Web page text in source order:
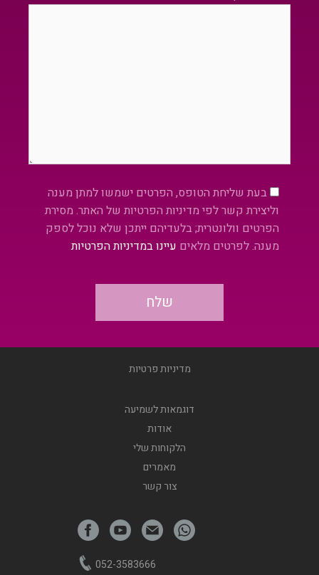
Please leave this field empty.
בעת שליחת הטופס, הפרטים ישמשו למתן מענה
וליצירת קשר לפי מדיניות הפרטיות של האתר. מסירת
הפרטים וולונטרית; בלעדיהם ייתכן שלא נוכל לספק
מענה. לפרטים מלאים עיינו במדיניות הפרטיות
מדיניות פרטיות
דוגמאות לשמיעה
אודות
הלקוחות שלי
מאמרים
צור קשר
052-3583666